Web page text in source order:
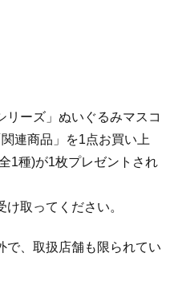
リーズ」ぬいぐるみマスコ
連商品」を1点お買い上
1種)が1枚プレゼントされ
取ってください。
で、取扱店舗も限られてい